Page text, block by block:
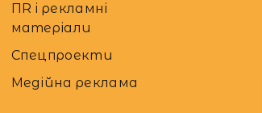
ПR і рекламні
матеріали
Спецпроекти
Медійна реклама